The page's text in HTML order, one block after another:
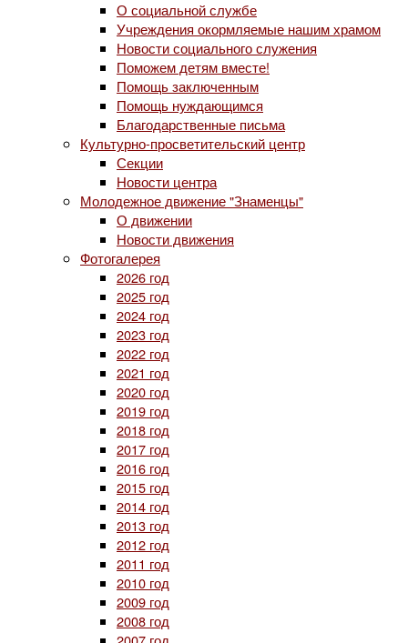
О социальной службе
Учреждения окормляемые нашим храмом
Новости социального служения
Поможем детям вместе!
Помощь заключенным
Помощь нуждающимся
Благодарственные письма
Культурно-просветительский центр
Секции
Новости центра
Молодежное движение "Знаменцы"
О движении
Новости движения
Фотогалерея
2026 год
2025 год
2024 год
2023 год
2022 год
2021 год
2020 год
2019 год
2018 год
2017 год
2016 год
2015 год
2014 год
2013 год
2012 год
2011 год
2010 год
2009 год
2008 год